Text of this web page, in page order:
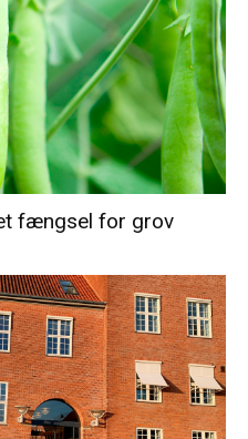
fængsel for grov